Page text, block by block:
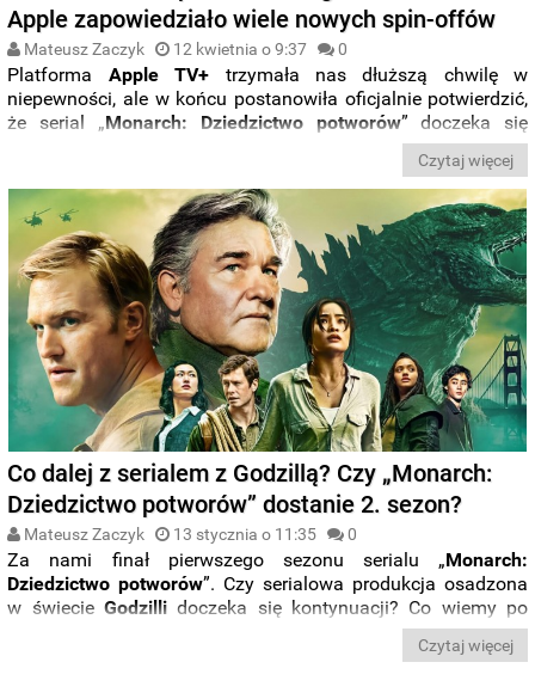
Apple zapowiedziało wiele nowych spin-offów
Mateusz Zaczyk 12 kwietnia o 9:37 0
Platforma Apple TV+ trzymała nas dłuższą chwilę w
niepewności, ale w końcu postanowiła oficjalnie potwierdzić,
że serial „Monarch: Dziedzictwo potworów” doczeka się
drugiego sezonu. Co więcej, zapowiedziano, że serialowe
doczeka się wielu innych spin-offów.
Czytaj więcej
Co dalej z serialem z Godzillą? Czy „Monarch:
Dziedzictwo potworów” dostanie 2. sezon?
Mateusz Zaczyk 13 stycznia o 11:35 0
Za nami finał pierwszego sezonu serialu „Monarch:
Dziedzictwo potworów”. Czy serialowa produkcja osadzona
w świecie Godzillidoczeka się kontynuacji? Co wiemy po
Czytaj więcej